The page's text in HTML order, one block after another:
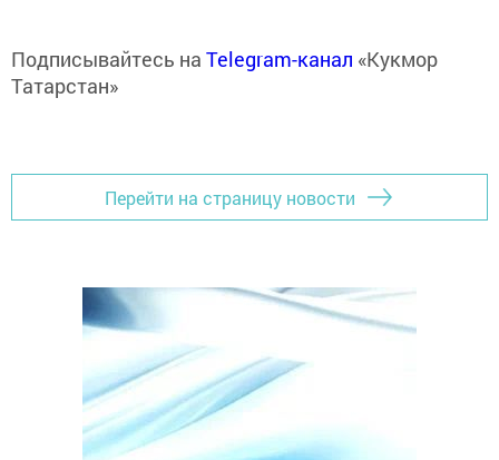
Подписывайтесь на Telegram-канал «Кукмор
Татарстан»
Перейти на страницу новости